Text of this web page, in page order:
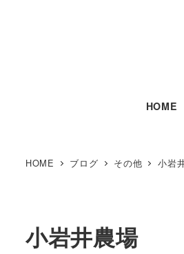
HOME
HOME ブログ その他 小岩
小岩井農場